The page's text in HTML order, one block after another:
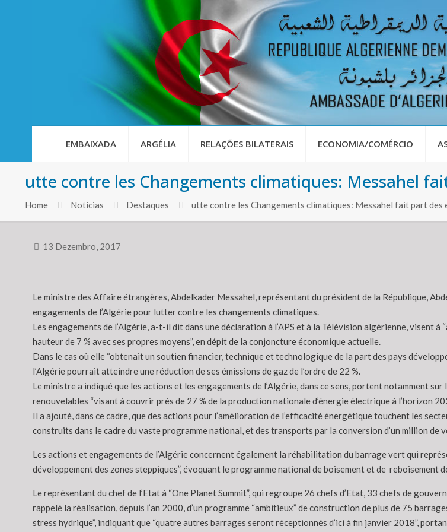
EMBAIXADA ARGÉLIA RELAÇÕES BILATERAIS ECONOMIA/COMÉRCIO
utte contre les Changements climatiques: Messahel
Home Notícias Destaques utte contre les Changements climatiques: Messahel fait part
13 Dezembro, 2017
Le ministre des Affaire étrangères, Abdelkader Messahel, représentant du président de la République,
engagements de l’Algérie pour lutter contre les changements climatiques.
Les engagements de l’Algérie, a-t-il dit dans une déclaration à l’APS et à la Télévision algérienne, visent
hauteur de 7 % avec ses propres moyens”, en dépit de la conjoncture économique actuelle.
Dans le cas où elle “obtenait un soutien financier, technique et technologique de la part des pays
l’Algérie pourrait atteindre une réduction de ses émissions de gaz de l’ordre de 22 %.
Le ministre a indiqué que les actions et les engagements de l’Algérie, dans ce sens, portent notamment
renouvelables “visant à couvrir près de 27 % de la production nationale d’énergie électrique à l’horizon
Il a ajouté, dans ce cadre, que des actions pour l’amélioration de l’efficacité énergétique touchent les
construits dans le cadre du vaste programme national, et des transports par la conversion d’un million de
Les actions et engagements de l’Algérie concernent également la réhabilitation du barrage vert qui
développement des zones steppiques”, évoquant le programme national de boisement et de reboisement
Le représentant du chef de l’Etat à “One Planet Summit”, qui regroupe 26 chefs d’Etat, 33 chefs de
rappelé la réalisation, depuis l’an 2000, d’un programme “ambitieux” de construction de plus de 75
stress hydrique”, indiquant que “quatre autres barrages seront réceptionnés d’ici à fin janvier 2018”,